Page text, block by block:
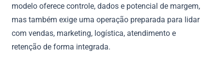
modelo oferece controle, dados e potencial de margem,
mas também exige uma operação preparada para lidar
com vendas, marketing, logística, atendimento e
retenção de forma integrada.